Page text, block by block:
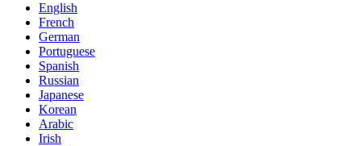
English
French
German
Portuguese
Spanish
Russian
Japanese
Korean
Arabic
Irish